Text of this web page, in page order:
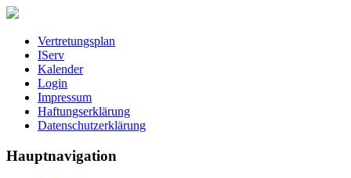
Vertretungsplan
IServ
Kalender
Login
Impressum
Haftungserklärung
Datenschutzerklärung
Hauptnavigation